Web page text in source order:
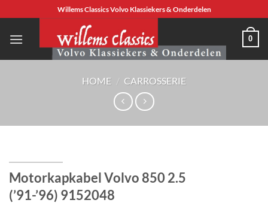
naar
inhoud
Willems Classics Volvo Klassiekers & Onderdelen
0
HOME / CARROSSERIE
Motorkapkabel Volvo 850 2.5
(’91-’96) 9152048